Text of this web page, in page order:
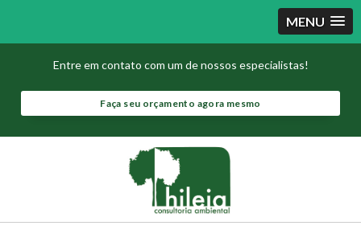
MENU
Entre em contato com um de nossos especialistas!
Faça seu orçamento agora mesmo